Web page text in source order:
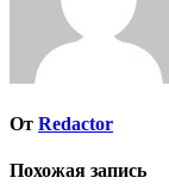
От Redactor
Похожая запись